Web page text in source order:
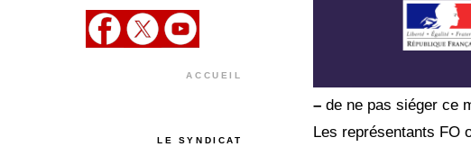
ACCUEIL
LE SYNDICAT
–de ne pas siéger ce
Les représentants FO